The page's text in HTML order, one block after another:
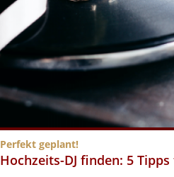
Perfekt geplant!
Hochzeits-DJ finden: 5